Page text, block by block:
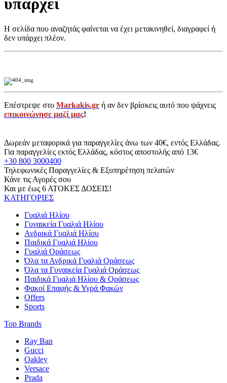
υπάρχει
Η σελίδα που αναζητάς φαίνεται να έχει μετακινηθεί, διαγραφεί ή
δεν υπάρχει πλέον.
Επέστρεψε στο Markakis.gr ή αν δεν βρίσκεις αυτό που ψάχνεις
επικοινώνησε μαζί μας!
Δωρεάν μεταφορικά για παραγγελίες άνω των 40€, εντός Ελλάδας.
Για παραγγελίες εκτός Ελλάδας, κόστος αποστολής από 13€
+30 800 3000400
Τηλεφωνικές Παραγγελίες & Εξυπηρέτηση πελατών
Κάνε τις Αγορές σου
Και με έως 6 ΑΤΟΚΕΣ ΔΟΣΕΙΣ!
ΚΑΤΗΓΟΡΙΕΣ
Γυαλιά Ηλίου
Γυναικεία Γυαλιά Ηλίου
Ανδρικά Γυαλιά Ηλίου
Παιδικά Γυαλιά Ηλίου
Γυαλιά Οράσεως
Όλα τα Ανδρικά Γυαλιά Οράσεως
Όλα τα Γυναικεία Γυαλιά Οράσεως
Παιδικά Γυαλιά Ηλίου & Οράσεως
Φακοί Επαφής & Υγρά Φακών
Offers
Sports
Top Brands
Ray Ban
Gucci
Oakley
Versace
Prada